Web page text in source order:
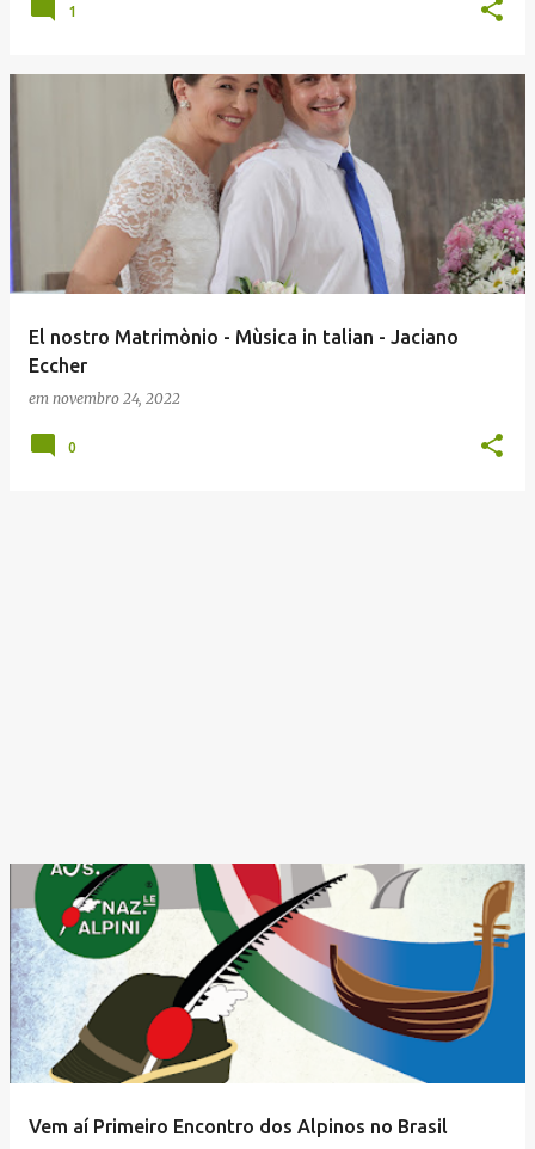
1
El nostro Matrimònio - Mùsica in talian - Jaciano
Eccher
em novembro 24, 2022
0
Vem aí Primeiro Encontro dos Alpinos no Brasil